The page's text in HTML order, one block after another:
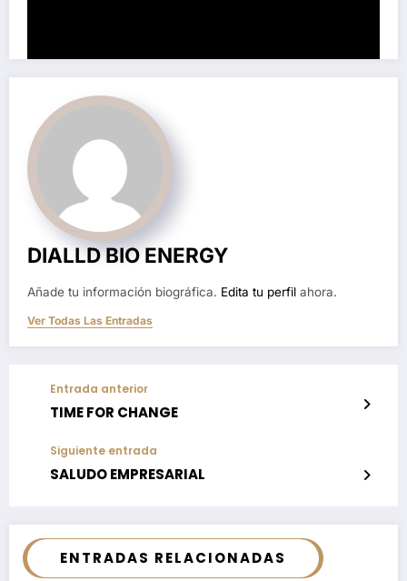
DIALLD BIO ENERGY
Añade tu información biográfica. Edita tu perfil ahora.
Ver Todas Las Entradas
Entrada anterior
TIME FOR CHANGE
Siguiente entrada
SALUDO EMPRESARIAL
ENTRADAS RELACIONADAS